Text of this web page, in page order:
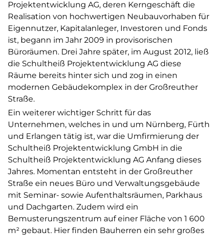
Projektentwicklung AG, deren Kerngeschäft die
Realisation von hochwertigen Neubauvorhaben für
Eigennutzer, Kapitalanleger, Investoren und Fonds
ist, begann im Jahr 2009 in provisorischen
Büroräumen. Drei Jahre später, im August 2012, ließ
die Schultheiß Projektentwicklung AG diese
Räume bereits hinter sich und zog in einen
modernen Gebäudekomplex in der Großreuther
Straße.
Ein weiterer wichtiger Schritt für das
Unternehmen, welches in und um Nürnberg, Fürth
und Erlangen tätig ist, war die Umfirmierung der
Schultheiß Projektentwicklung GmbH in die
Schultheiß Projektentwicklung AG Anfang dieses
Jahres. Momentan entsteht in der Großreuther
Straße ein neues Büro und Verwaltungsgebäude
mit Seminar- sowie Aufenthaltsräumen, Parkhaus
und Dachgarten. Zudem wird ein
Bemusterungszentrum auf einer Fläche von 1 600
m² gebaut. Hier finden Bauherren ein sehr großes